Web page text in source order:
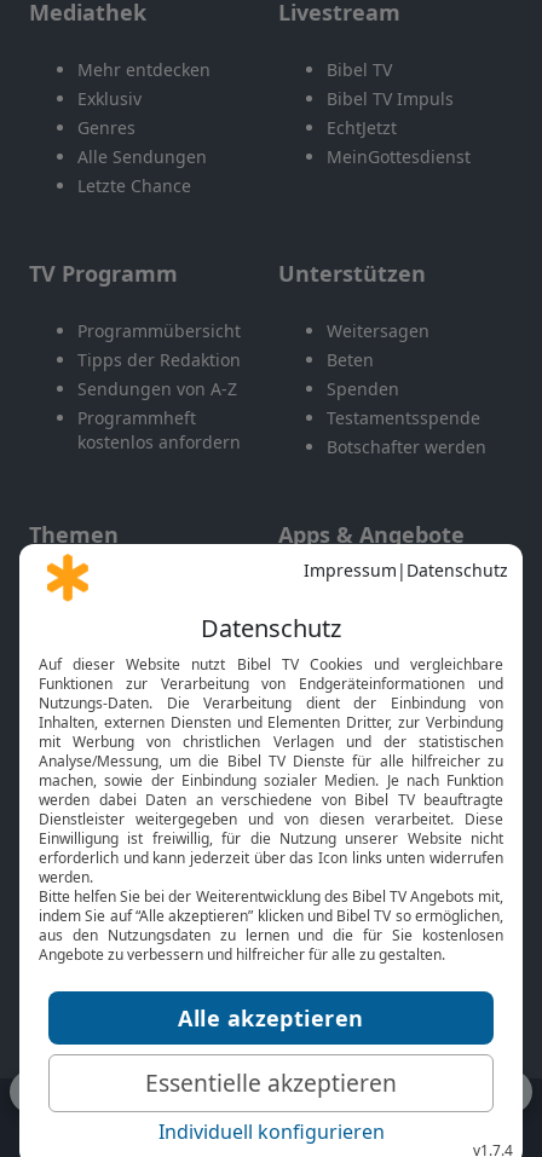
Mediathek
Mehr entdecken
Exklusiv
Genres
Alle Sendungen
Letzte Chance
Livestream
Bibel TV
Bibel TV Impuls
EchtJetzt
MeinGottesdienst
TV Programm
Programmübersicht
Tipps der Redaktion
Sendungen von A-Z
Programmheft
kostenlos anfordern
Unterstützen
Weitersagen
Beten
Spenden
Testamentsspende
Botschafter werden
Themen
Gott und Bibel erklärt
Neuigkeiten
Apps & Angebote
Mobile App
Smart TV
HbbTV
Bibelthek Online-Bibel
Nächster Gottesdienst
Bibel TV
Über uns
Jobs
Mediadaten
Service
Kontakt
TV-Empfang
bibeltv.de: Impressum
Datenschutz
Nutzungsbedingungen
Fakten Bibel TV App